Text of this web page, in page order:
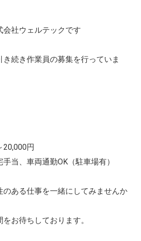
会社ウェルテックです
き続き作業員の募集を行っていま
円
当、車両通勤OK（駐車場有）
のある仕事を一緒にしてみませんか
お待ちしております。